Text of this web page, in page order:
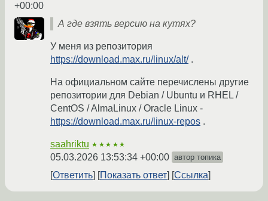
+00:00
А где взять версию на кутях?
У меня из репозитория
https://download.max.ru/linux/alt/.
На официальном сайте перечислены другие
репозитории для Debian / Ubuntu и RHEL /
CentOS / AlmaLinux / Oracle Linux -
https://download.max.ru/linux-repos .
saahriktu ★★★★★
05.03.2026 13:53:34 +00:00 автор топика
Ответить Показать ответ Ссылка